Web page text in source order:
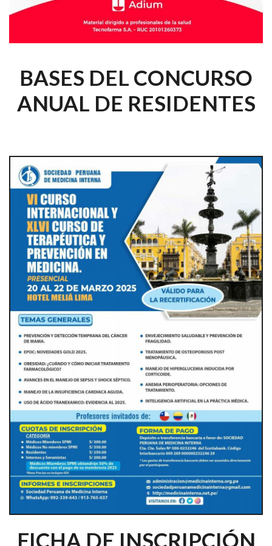
BASES DEL CONCURSO
ANUAL DE RESIDENTES
FICHA DE INSCRIPCIÓN